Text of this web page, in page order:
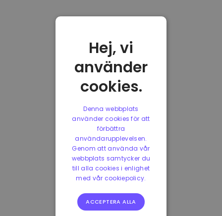
Hej, vi
använder
cookies.
Denna webbplats
använder cookies för att
förbättra
användarupplevelsen.
Genom att använda vår
webbplats samtycker du
till alla cookies i enlighet
med vår cookiepolicy.
ACCEPTERA ALLA